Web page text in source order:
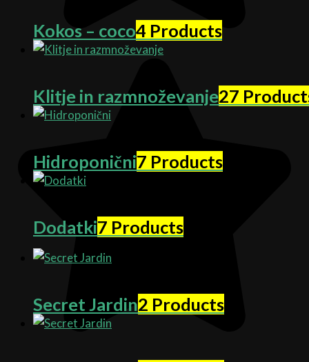
Kokos – coco4 Products
Klitje in razmnoževanje27
Hidroponični7 Products
Dodatki7 Products
Secret Jardin2 Products